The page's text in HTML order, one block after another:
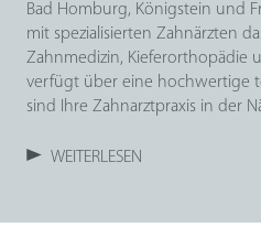
Bad Homburg, Königstein und
mit spezialisierten Zahnärzten
Zahnmedizin, Kieferorthopädie
verfügt über eine hochwertige
sind Ihre Zahnarztpraxis in der
WEITERLESEN